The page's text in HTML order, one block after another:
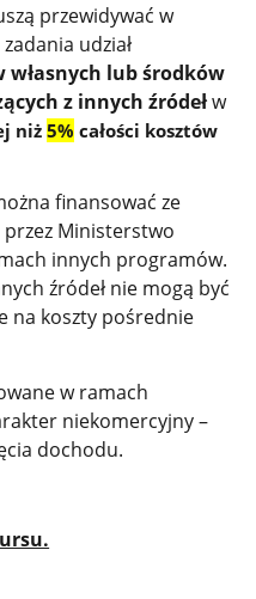
przewidywać w
udział
lub środków
z innych źródełw
niż5% całości kosztów
finansować ze
Ministerstwo
innych programów.
źródeł nie mogą być
na koszty pośrednie
w ramach
niekomercyjny –
dochodu.